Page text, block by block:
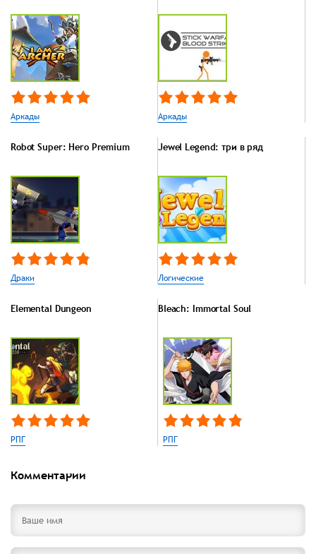
Аркады Аркады
Robot Super: Hero Premium
Драки
Jewel Legend: три в ряд
Логические
Elemental Dungeon
РПГ
Bleach: Immortal Soul
РПГ
Комментарии